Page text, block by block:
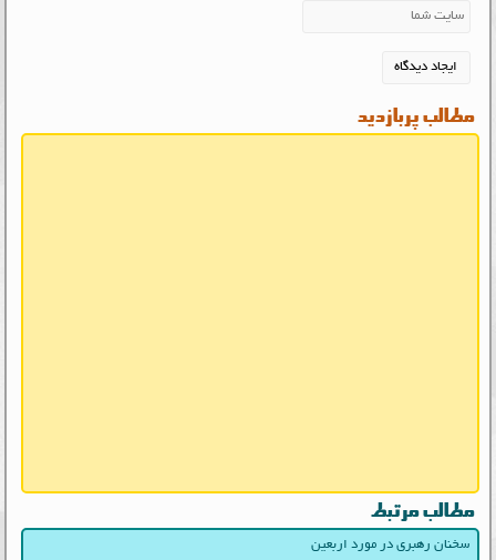
مطالب پربازدید
مطالب مرتبط
سخنان رهبری در مورد اربعین